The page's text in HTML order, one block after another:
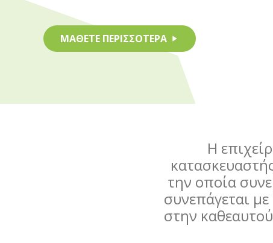
ΜΑΘΕΤΕ ΠΕΡΙΣΣΟΤΕΡΑ play_arrow
H
την οποία
συνεπάγεται
στην